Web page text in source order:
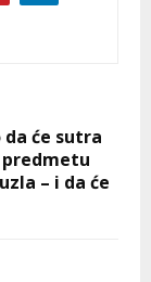
će sutra
– i da će